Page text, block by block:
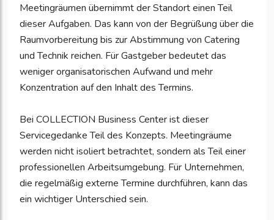
Meetingräumen übernimmt der Standort einen Teil
dieser Aufgaben. Das kann von der Begrüßung über die
Raumvorbereitung bis zur Abstimmung von Catering
und Technik reichen. Für Gastgeber bedeutet das
weniger organisatorischen Aufwand und mehr
Konzentration auf den Inhalt des Termins.
Bei COLLECTION Business Center ist dieser
Servicegedanke Teil des Konzepts. Meetingräume
werden nicht isoliert betrachtet, sondern als Teil einer
professionellen Arbeitsumgebung. Für Unternehmen,
die regelmäßig externe Termine durchführen, kann das
ein wichtiger Unterschied sein.